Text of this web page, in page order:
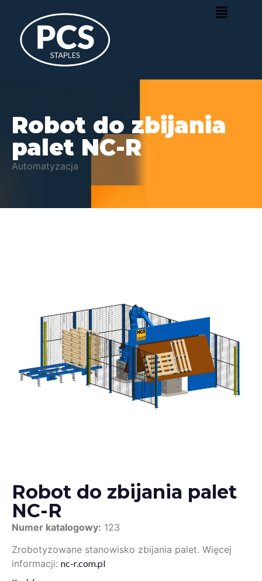
Robot do zbijania
palet NC-R
Automatyzacja
Robot do zbijania palet
NC-R
Numer katalogowy: 123
Zrobotyzowane stanowisko zbijania palet. Więcej
informacji: nc-r.com.pl